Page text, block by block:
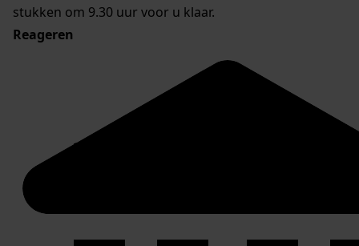
stukken om 9.30 uur voor u klaar.
Reageren